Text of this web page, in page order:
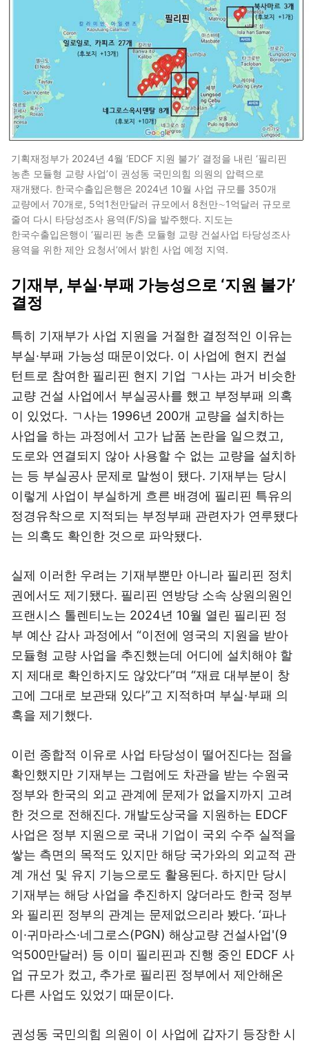
기획재정부가 2024년 4월 ‘EDCF 지원 불가’ 결정을 내린 ‘필리핀
농촌 모듈형 교량 사업’이 권성동 국민의힘 의원의 압력으로
재개됐다. 한국수출입은행은 2024년 10월 사업 규모를 350개
교량에서 70개로, 5억1천만달러 규모에서 8천만∼1억달러 규모로
줄여 다시 타당성조사 용역(F/S)을 발주했다. 지도는
한국수출입은행이 ‘필리핀 농촌 모듈형 교량 건설사업 타당성조사
용역을 위한 제안 요청서’에서 밝힌 사업 예정 지역.
기재부, 부실·부패 가능성으로 ‘지원 불가’
결정
특히 기재부가 사업 지원을 거절한 결정적인 이유는
부실·부패 가능성 때문이었다. 이 사업에 현지 컨설
턴트로 참여한 필리핀 현지 기업 ㄱ사는 과거 비슷한
교량 건설 사업에서 부실공사를 했고 부정부패 의혹
이 있었다. ㄱ사는 1996년 200개 교량을 설치하는
사업을 하는 과정에서 고가 납품 논란을 일으켰고,
도로와 연결되지 않아 사용할 수 없는 교량을 설치하
는 등 부실공사 문제로 말썽이 됐다. 기재부는 당시
이렇게 사업이 부실하게 흐른 배경에 필리핀 특유의
정경유착으로 지적되는 부정부패 관련자가 연루됐다
는 의혹도 확인한 것으로 파악됐다.
실제 이러한 우려는 기재부뿐만 아니라 필리핀 정치
권에서도 제기됐다. 필리핀 연방당 소속 상원의원인
프랜시스 톨렌티노는 2024년 10월 열린 필리핀 정
부 예산 감사 과정에서 “이전에 영국의 지원을 받아
모듈형 교량 사업을 추진했는데 어디에 설치해야 할
지 제대로 확인하지도 않았다”며 “재료 대부분이 창
고에 그대로 보관돼 있다”고 지적하며 부실·부패 의
혹을 제기했다.
이런 종합적 이유로 사업 타당성이 떨어진다는 점을
확인했지만 기재부는 그럼에도 차관을 받는 수원국
정부와 한국의 외교 관계에 문제가 없을지까지 고려
한 것으로 전해진다. 개발도상국을 지원하는 EDCF
사업은 정부 지원으로 국내 기업이 국외 수주 실적을
쌓는 측면의 목적도 있지만 해당 국가와의 외교적 관
계 개선 및 유지 기능으로도 활용된다. 하지만 당시
기재부는 해당 사업을 추진하지 않더라도 한국 정부
와 필리핀 정부의 관계는 문제없으리라 봤다. ‘파나
이·귀마라스·네그로스(PGN) 해상교량 건설사업'(9
억500만달러) 등 이미 필리핀과 진행 중인 EDCF 사
업 규모가 컸고, 추가로 필리핀 정부에서 제안해온
다른 사업도 있었기 때문이다.
권성동 국민의힘 의원이 이 사업에 갑자기 등장한 시